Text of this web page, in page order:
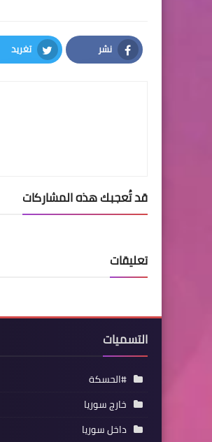
نشر
Facebook
تغريد
Twitter
قد تُعجبك هذه المشاركات
تعليقات
التسميات
#الحسكة
خارج سوريا
داخل سوريا